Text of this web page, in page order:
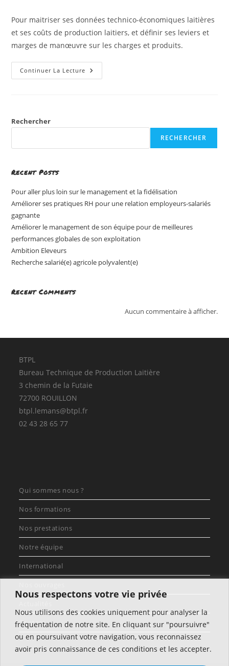
Nous respectons votre vie privée
Nous utilisons des cookies uniquement pour analyser la
fréquentation de notre site. En cliquant sur "poursuivre"
ou en poursuivant votre navigation, vous reconnaissez
avoir pris connaissance de ces conditions et les accepter.
la
Pour maitriser ses données technico-économiques laitières
et ses coûts de production laitiers, et définir ses leviers et
marges de manœuvre sur les charges et produits.
Continuer La Lecture Analyser
Et
Exploitation
Construire
À
Venir
Rechercher
RECHERCHER
Recent Posts
Pour aller plus loin sur le management et la fidélisation
Améliorer ses pratiques RH pour une relation employeurs-salariés
gagnante
Améliorer le management de son équipe pour de meilleures
performances globales de son exploitation
Ambition Eleveurs
Recherche salarié(e) agricole polyvalent(e)
Recent Comments
Aucun commentaire à afficher.
BTPL
Bureau Technique de Production Laitière
3 chemin de la Futaie
72700 ROUILLON
btpl.lemans@btpl.fr
02 43 28 65 77
Qui sommes nous ?
Nos formations
Nos prestations
Notre équipe
International
Contact